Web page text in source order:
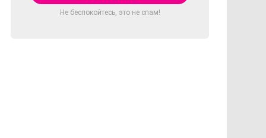
Не беспокойтесь, это не спам!